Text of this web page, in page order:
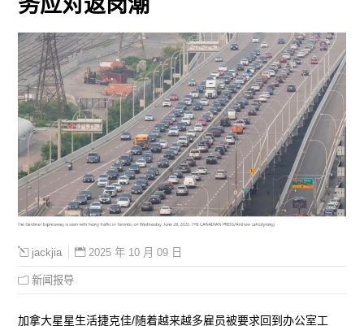
jackjia 2025 年 10 月 09 日
新闻报导
加拿大星星生活捷克佳/随着越来越多雇员被要求回到办公室工